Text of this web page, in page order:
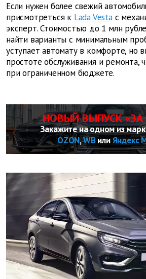
Если нужен более свежий
присмотреться к Lada Vestaс
эксперт. Стоимостью до 1 млн
найти варианты с минимальным
уступает автомату в комфорте, но
простоте обслуживания и ремонта,
при ограниченном бюджете.
НОВЫЙ ВЫПУСК «ЗА
Закажите на одном из
OZON,WBилиЯндекс